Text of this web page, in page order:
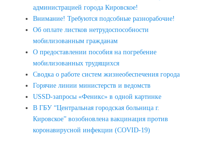
администрацией города Кировское!
Внимание! Требуются подсобные разнорабочие!
Об оплате листков нетрудоспособности
мобилизованным гражданам
О предоставлении пособия на погребение
мобилизованных трудящихся
Сводка о работе систем жизнеобеспечения города
Горячие линии министерств и ведомств
USSD-запросы «Феникс» в одной картинке
В ГБУ “Центральная городская больница г.
Кировское” возобновлена вакцинация против
коронавирусной инфекции (COVID-19)